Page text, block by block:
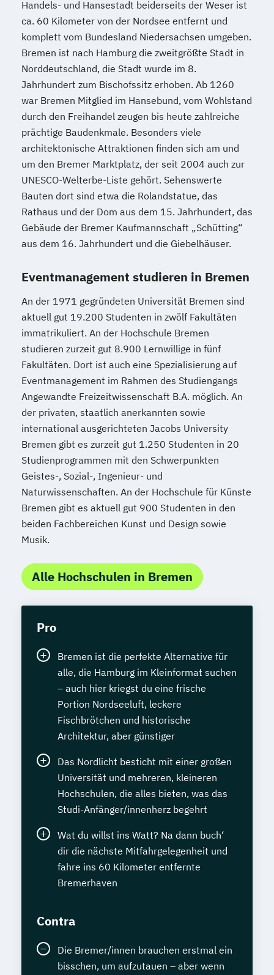
Handels- und Hansestadt beiderseits der Weser ist
ca. 60 Kilometer von der Nordsee entfernt und
komplett vom Bundesland Niedersachsen umgeben.
Bremen ist nach Hamburg die zweitgrößte Stadt in
Norddeutschland, die Stadt wurde im 8.
Jahrhundert zum Bischofssitz erhoben. Ab 1260
war Bremen Mitglied im Hansebund, vom Wohlstand
durch den Freihandel zeugen bis heute zahlreiche
prächtige Baudenkmale. Besonders viele
architektonische Attraktionen finden sich am und
um den Bremer Marktplatz, der seit 2004 auch zur
UNESCO-Welterbe-Liste gehört. Sehenswerte
Bauten dort sind etwa die Rolandstatue, das
Rathaus und der Dom aus dem 15. Jahrhundert, das
Gebäude der Bremer Kaufmannschaft „Schütting“
aus dem 16. Jahrhundert und die Giebelhäuser.
Eventmanagement studieren in Bremen
An der 1971 gegründeten Universität Bremen sind
aktuell gut 19.200 Studenten in zwölf Fakultäten
immatrikuliert. An der Hochschule Bremen
studieren zurzeit gut 8.900 Lernwillige in fünf
Fakultäten. Dort ist auch eine Spezialisierung auf
Eventmanagement im Rahmen des Studiengangs
Angewandte Freizeitwissenschaft B.A. möglich. An
der privaten, staatlich anerkannten sowie
international ausgerichteten Jacobs University
Bremen gibt es zurzeit gut 1.250 Studenten in 20
Studienprogrammen mit den Schwerpunkten
Geistes-, Sozial-, Ingenieur- und
Naturwissenschaften. An der Hochschule für Künste
Bremen gibt es aktuell gut 900 Studenten in den
beiden Fachbereichen Kunst und Design sowie
Musik.
Alle Hochschulen in Bremen
Pro
Bremen ist die perfekte Alternative für
alle, die Hamburg im Kleinformat suchen
– auch hier kriegst du eine frische
Portion Nordseeluft, leckere
Fischbrötchen und historische
Architektur, aber günstiger
Das Nordlicht besticht mit einer großen
Universität und mehreren, kleineren
Hochschulen, die alles bieten, was das
Studi-Anfänger/innenherz begehrt
Wat du willst ins Watt? Na dann buch‘
dir die nächste Mitfahrgelegenheit und
fahre ins 60 Kilometer entfernte
Bremerhaven
Contra
Die Bremer/innen brauchen erstmal ein
bisschen, um aufzutauen – aber wenn